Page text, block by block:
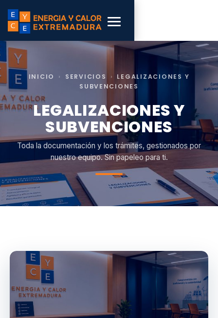
INICIO › SERVICIOS ›
LEGALIZACIONES Y
SUBVENCIONES
LEGALIZACIONES Y
SUBVENCIONES
Toda la documentación y los trámites, gestionados por
nuestro equipo. Sin papeleo para ti.